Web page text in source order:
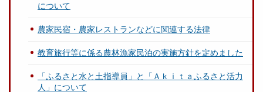
について
農家民宿・農家レストランなどに関連する法律
教育旅行等に係る農林漁家民泊の実施方針を定めました
「ふるさと水と土指導員」と「Ａｋｉｔａふるさと活力
人」について